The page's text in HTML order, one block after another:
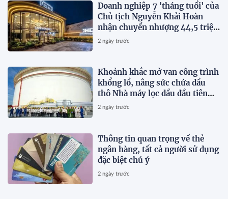
Doanh nghiệp 7 'tháng tuổi' của
Chủ tịch Nguyễn Khải Hoàn
nhận chuyển nhượng 44,5 triệu
cổ phiếu KHG
2 ngày trước
Khoảnh khắc mở van công trình
khổng lồ, nâng sức chứa dầu
thô Nhà máy lọc dầu đầu tiên
của Việt Nam lên 585.000 m³
2 ngày trước
Thông tin quan trọng về thẻ
ngân hàng, tất cả người sử dụng
đặc biệt chú ý
2 ngày trước